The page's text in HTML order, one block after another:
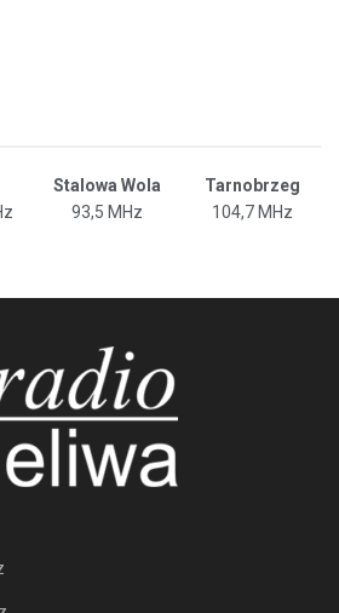
Stalowa Wola
Tarnobrzeg
93,5 MHz 104,7 MHz